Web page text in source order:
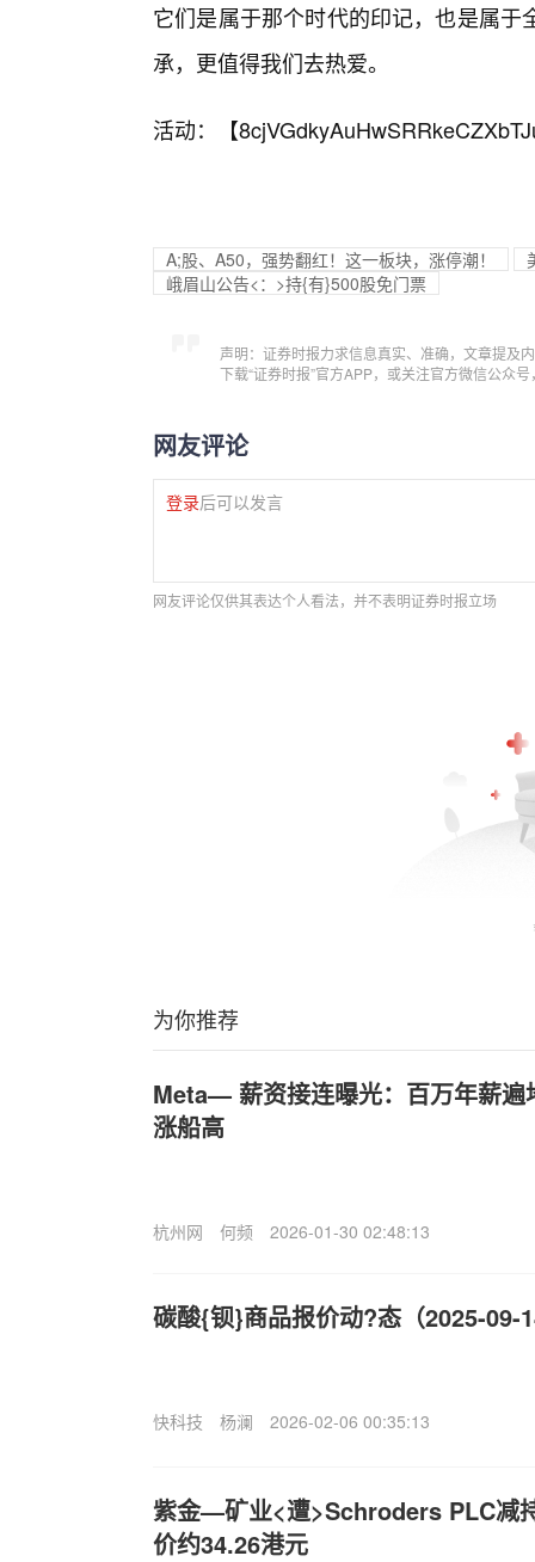
它们是属于那个时代的印记，也是属
承，更值得我们去热爱。
活动：【
A;股、A50，强势翻红！这一板块，涨停潮！
峨眉山公告<：>持{有}500股免门票
声明：证券时报力求信息真实、准确，文章提及
下载“证券时报”官方APP，或关注官方微信公众
网友评论
登录后可以发言
网友评论仅供其表达个人看法，并不表明证券时报立场
为你推荐
Meta— 薪资接连曝光：百万年薪遍
涨船高
杭州网 何频 2026-01-30 02:48:13
碳酸{钡}商品报价动?态（2025-09-
快科技 杨澜 2026-02-06 00:35:13
紫金—矿业<遭>Schroders PLC减
价约34.26港元